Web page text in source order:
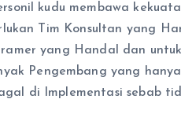
kudu membawa
Tim Konsultan yang
yang Handal dan
Pengembang yang
di Implementasi sebab